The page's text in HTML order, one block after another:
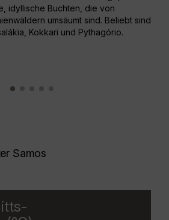
idyllische Buchten, die von
umsäumt sind. Beliebt sind
Kokkari und Pythagório.
Samos